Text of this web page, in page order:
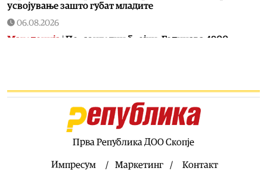
усвојување зашто губат младите
06.08.2026
Македонија |Поразителни бројки: Годинава 4900
Македонија: Ниските цени ја зголемуваат куповната
моќ, но не и животниот стандард
Од вчера се трага по 11-годишно дете од
06.08.2026
Прва Република ДОО Скопје
Импресум Маркетинг Контакт